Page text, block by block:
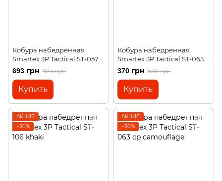
Кобура набедренная
Smartex 3P Tactical ST-057
black
693 грн 924 грн
Купить
Кобура набедренная
Smartex 3P Tactical ST-063
acu camouflage
370 грн 528 грн
Купить
АКЦИЯ
−50%
АКЦИЯ
−30%